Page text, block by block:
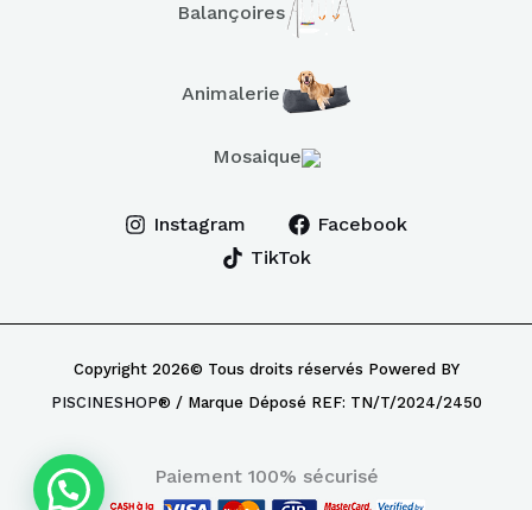
Balançoires
Animalerie
Mosaique
Instagram
Facebook
TikTok
Copyright 2026© Tous droits réservés Powered BY
PISCINESHOP® / Marque Déposé REF: TN/T/2024/2450
Paiement 100% sécurisé